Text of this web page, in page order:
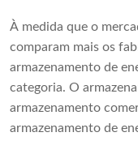
À medida que o
comparam mais os
armazenamento de
categoria. O
armazenamento
armazenamento de